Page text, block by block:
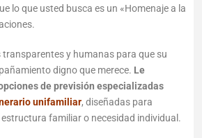
lo que usted busca es un «Homenaje a la
transparentes y humanas para que su
digno que merece. Le
de previsión especializadas
unifamiliar, diseñadas para
familiar o necesidad individual.